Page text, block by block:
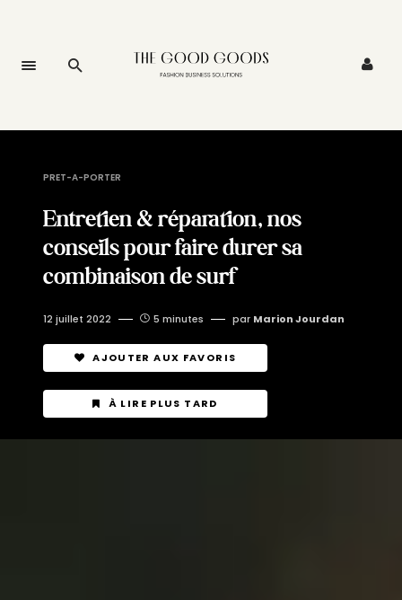
PRET-A-PORTER
Entretien & réparation, nos
conseils pour faire durer sa
combinaison de surf
12 juillet 2022 5 minutes par Marion Jourdan
AJOUTER AUX FAVORIS
À LIRE PLUS TARD